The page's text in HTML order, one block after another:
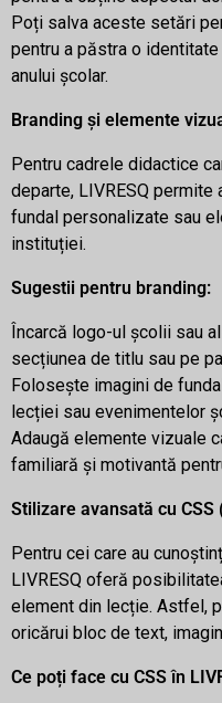
Poți salva aceste setări
pentru a păstra o
anului școlar.
Branding și elemente
Pentru cadrele didactice
departe, LIVRESQ
fundal personalizate sau
instituției.
Sugestii pentru branding:
Încarcă logo-ul școlii sau
secțiunea de titlu sau pe
Folosește imagini de
lecției sau evenimentelor
Adaugă elemente vizuale
familiară și motivantă
Stilizare avansată cu
Pentru cei care au
LIVRESQ oferă
element din lecție. Astfel,
oricărui bloc de text,
Ce poți face cu CSS în